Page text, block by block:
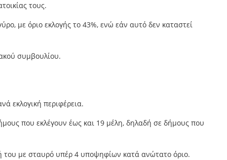
τους.
με όριο εκλογής το 43%, ενώ εάν αυτό δεν καταστεί
συμβουλίου.
εκλογική περιφέρεια.
που εκλέγουν έως και 19 μέλη, δηλαδή σε δήμους που
του με σταυρό υπέρ 4 υποψηφίων κατά ανώτατο όριο.